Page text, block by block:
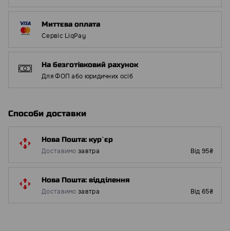
Миттєва оплата
Сервіс LiqPay
На безготівковий рахунок
Для ФОП або юридичних осіб
Способи доставки
Нова Пошта: курʼєр
Доставимо завтра Від 95₴
Нова Пошта: відділення
Доставимо завтра Від 65₴